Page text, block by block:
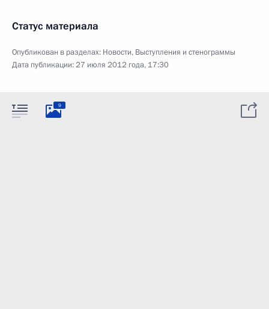
Статус материала
Опубликован в разделах: Новости, Выступления и стенограммы
Дата публикации:27 июля 2012 года, 17:30
9